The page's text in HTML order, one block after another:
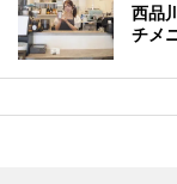
西品
チメ